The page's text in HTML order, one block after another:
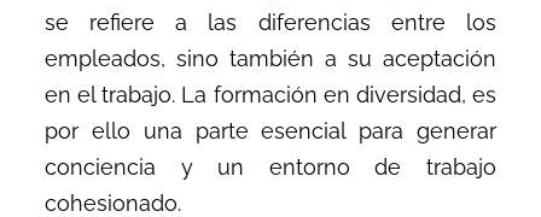
se refiere a las diferencias entre los
empleados, sino también a su aceptación
en el trabajo. La formación en diversidad, es
por ello una parte esencial para generar
conciencia y un entorno de trabajo
cohesionado.